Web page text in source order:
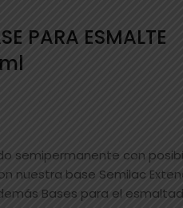
PARA ESMALTE
semipermanente con
nuestra base Semilac
Bases para el